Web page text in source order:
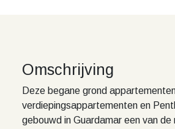
Omschrijving
Deze begane grond
verdiepingsappartementen en
gebouwd in Guardamar een van de